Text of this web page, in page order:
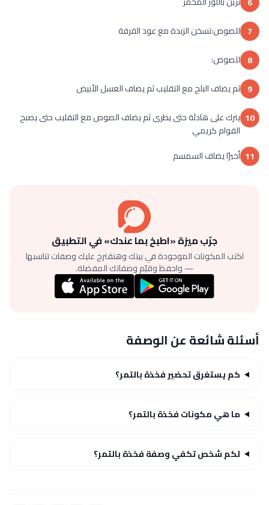
7 للصوص:تسخن الزبدة مع عود القرفة
8 للصوص:
9 ثم يضاف البلح مع التقليب ثم يضاف العسل الأبيض
10 يترك على هادئة حتى يطرى ثم يضاف الصوص مع التقليب حتى يصبح
القوام كريمي
11 أخيرًا يضاف السمسم
جرّب ميزة «اطبخ بما عندك» في التطبيق
اكتب المكونات الموجودة في بيتك وهنقترح عليك وصفات تناسبها
— واحفظ وقيّم وصفاتك المفضلة.
أسئلة شائعة عن الوصفة
كم يستغرق تحضير فخذة بالتمر؟
ما هي مكونات فخذة بالتمر؟
لكم شخص تكفي وصفة فخذة بالتمر؟